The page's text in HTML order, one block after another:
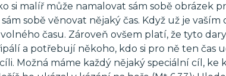
si malíř může namalovat sám sobě obrázek
sobě věnovat nějaký čas. Když už je
času. Zároveň ovšem platí, že tyto
a potřebují někoho, kdo si pro ně ten čas
Možná máme každý nějaký speciální cíl,